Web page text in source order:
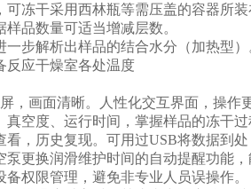
干采用西林瓶等需压盖的容器所装
品数量可适当增减层数。
步解析出样品的结合水分（加热型）
应干燥室各处温度
画面清晰。人性化交互界面，操作
空度、运行时间，掌握样品的冻干过
历史复现。可用过USB将数据到处
换润滑维护时间的自动提醒功能，
权限管理，避免非专业人员误操作。